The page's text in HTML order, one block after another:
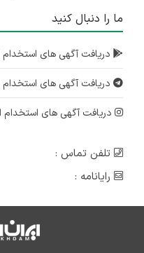
ما را دنبال کنید
دریافت آگهی های استخدام
دریافت آگهی های استخدام
دریافت آگهی های استخدام
تلفن تماس :
رایانامه :